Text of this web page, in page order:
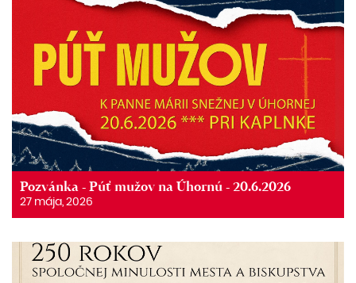
Pozvánka - Púť mužov na Úhornú - 20.6.2026
27 mája, 2026